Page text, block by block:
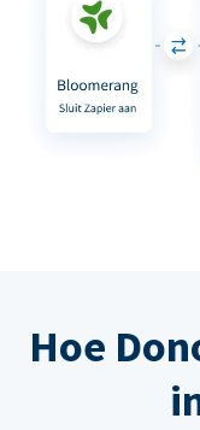
Hoe